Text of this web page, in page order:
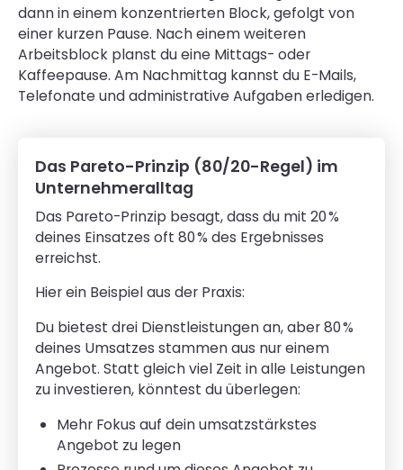
dann in einem konzentrierten Block, gefolgt von
einer kurzen Pause. Nach einem weiteren
Arbeitsblock planst du eine Mittags- oder
Kaffeepause. Am Nachmittag kannst du E-Mails,
Telefonate und administrative Aufgaben erledigen.
Das Pareto-Prinzip (80/20-Regel) im
Unternehmeralltag
Das Pareto-Prinzip besagt, dass du mit 20 %
deines Einsatzes oft 80 % des Ergebnisses
erreichst.
Hier ein Beispiel aus der Praxis:
Du bietest drei Dienstleistungen an, aber 80 %
deines Umsatzes stammen aus nur einem
Angebot. Statt gleich viel Zeit in alle Leistungen
zu investieren, könntest du überlegen:
Mehr Fokus auf dein umsatzstärkstes
Angebot zu legen